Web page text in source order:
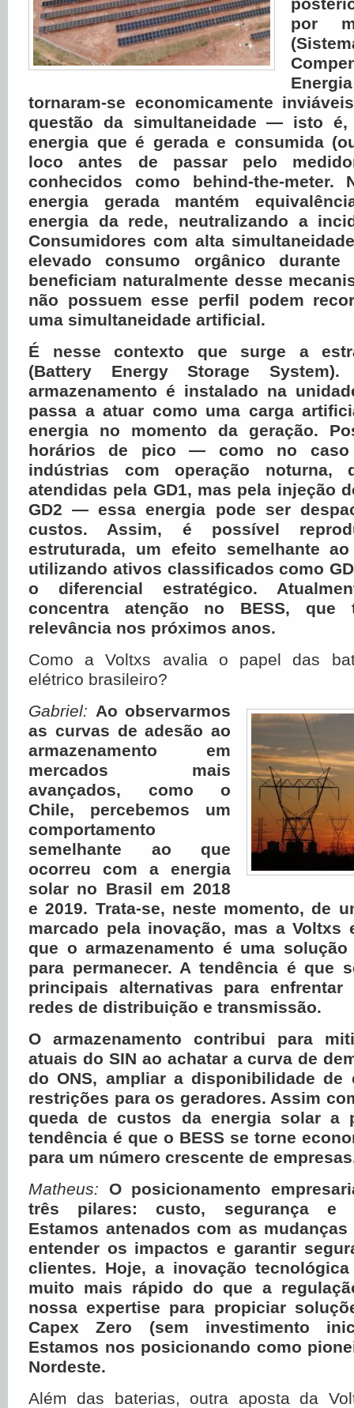
por
tornaram-se economicamente
questão da simultaneidade — isto
energia que é gerada e consumida
loco antes de passar pelo
conhecidos como behind-the-meter.
energia gerada mantém
energia da rede, neutralizando a
Consumidores com alta
elevado consumo orgânico
beneficiam naturalmente desse
não possuem esse perfil podem
uma simultaneidade artificial.
É nesse contexto que surge a
(Battery Energy Storage
armazenamento é instalado na
passa a atuar como uma carga
energia no momento da geração.
horários de pico — como no
indústrias com operação noturna,
atendidas pela GD1, mas pela injeção
GD2 — essa energia pode ser
custos. Assim, é possível
estruturada, um efeito semelhante
utilizando ativos classificados como
o diferencial estratégico.
concentra atenção no BESS, que
relevância nos próximos anos.
Como a Voltxs avalia o papel das
elétrico brasileiro?
Gabriel: Ao observarmos
as curvas de adesão ao
armazenamento em
mercados mais
avançados, como o
Chile, percebemos um
comportamento
semelhante ao que
ocorreu com a energia
solar no Brasil em 2018
e 2019. Trata-se, neste momento, de
marcado pela inovação, mas a Voltxs
que o armazenamento é uma
para permanecer. A tendência é que
principais alternativas para
redes de distribuição e transmissão.
O armazenamento contribui para
atuais do SIN ao achatar a curva de
do ONS, ampliar a disponibilidade de
restrições para os geradores. Assim
queda de custos da energia solar a
tendência é que o BESS se torne
para um número crescente de
Matheus: O posicionamento
três pilares: custo, segurança e
Estamos antenados com as
entender os impactos e garantir
clientes. Hoje, a inovação
muito mais rápido do que a
nossa expertise para propiciar
Capex Zero (sem investimento
Estamos nos posicionando como
Nordeste.
Além das baterias, outra aposta da